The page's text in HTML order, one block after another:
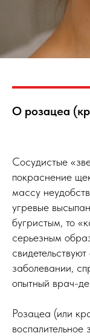
О розацеа
Сосудистые
покраснение
массу
угревые
бугристым, то
серьезным
заболевании,
опытный врач-
Розацеа (или
воспалительное